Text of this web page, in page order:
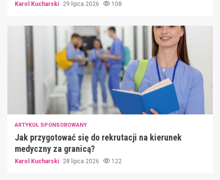
Karol Kucharski 29 lipca 2026 108
ARTYKUŁ SPONSOROWANY
Jak przygotować się do rekrutacji na kierunek
medyczny za granicą?
Karol Kucharski 28 lipca 2026 122